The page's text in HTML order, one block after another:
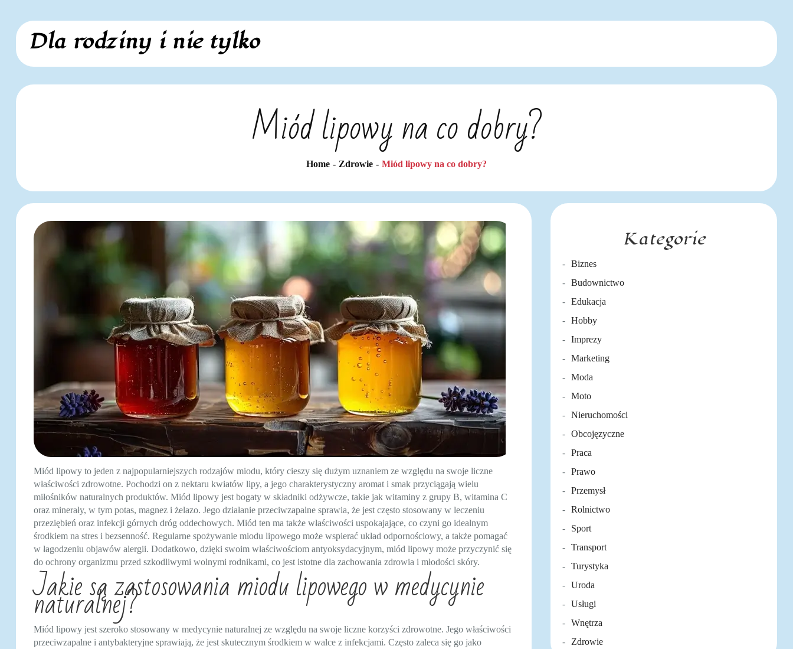
content
Dla rodziny i nie tylko
Miód lipowy na co dobry?
Home Zdrowie Miód lipowy na co dobry?
Miód lipowy to jeden z najpopularniejszych rodzajów miodu, który cieszy się dużym uznaniem ze względu na swoje liczne
właściwości zdrowotne. Pochodzi on z nektaru kwiatów lipy, a jego charakterystyczny aromat i smak przyciągają wielu
miłośników naturalnych produktów. Miód lipowy jest bogaty w składniki odżywcze, takie jak witaminy z grupy B, witamina C
oraz minerały, w tym potas, magnez i żelazo. Jego działanie przeciwzapalne sprawia, że jest często stosowany w leczeniu
przeziębień oraz infekcji górnych dróg oddechowych. Miód ten ma także właściwości uspokajające, co czyni go idealnym
środkiem na stres i bezsenność. Regularne spożywanie miodu lipowego może wspierać układ odpornościowy, a także pomagać
w łagodzeniu objawów alergii. Dodatkowo, dzięki swoim właściwościom antyoksydacyjnym, miód lipowy może przyczynić się
do ochrony organizmu przed szkodliwymi wolnymi rodnikami, co jest istotne dla zachowania zdrowia i młodości skóry.
Jakie są zastosowania miodu lipowego w medycynie
naturalnej?
Miód lipowy jest szeroko stosowany w medycynie naturalnej ze względu na swoje liczne korzyści zdrowotne. Jego właściwości
przeciwzapalne i antybakteryjne sprawiają, że jest skutecznym środkiem w walce z infekcjami. Często zaleca się go jako
Kategorie
Biznes
Budownictwo
Edukacja
Hobby
Imprezy
Marketing
Moda
Moto
Nieruchomości
Obcojęzyczne
Praca
Prawo
Przemysł
Rolnictwo
Sport
Transport
Turystyka
Uroda
Usługi
Wnętrza
Zdrowie